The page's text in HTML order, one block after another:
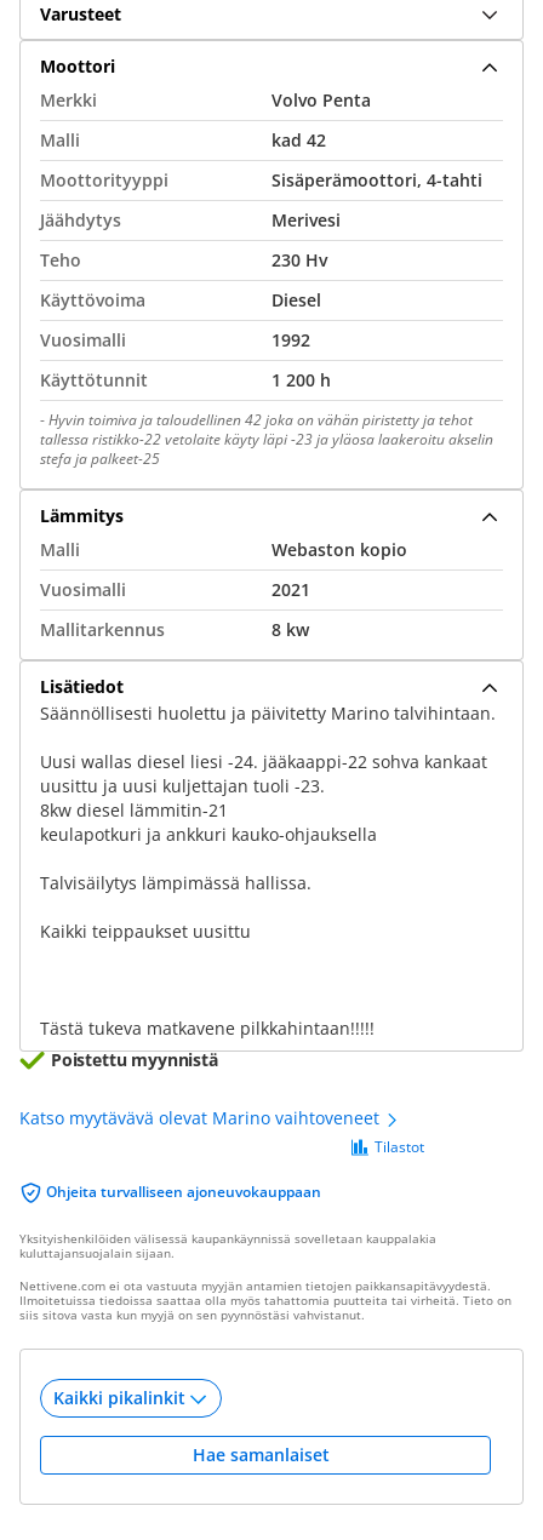
Varusteet
Moottori
Merkki
Volvo Penta
Malli
kad 42
Moottorityyppi
Sisäperämoottori, 4-tahti
Jäähdytys
Merivesi
Teho
230 Hv
Käyttövoima
Diesel
Vuosimalli
1992
Käyttötunnit
1 200 h
-Hyvin toimiva ja taloudellinen 42 joka on vähän piristetty ja tehot
tallessa ristikko-22 vetolaite käyty läpi -23 ja yläosa laakeroitu akselin
stefa ja palkeet-25
Lämmitys
Malli
Webaston kopio
Vuosimalli
2021
Mallitarkennus
8 kw
Lisätiedot
Säännöllisesti huolettu ja päivitetty Marino talvihintaan.
Uusi wallas diesel liesi -24. jääkaappi-22 sohva kankaat
uusittu ja uusi kuljettajan tuoli -23.
8kw diesel lämmitin-21
keulapotkuri ja ankkuri kauko-ohjauksella
Talvisäilytys lämpimässä hallissa.
Kaikki teippaukset uusittu
Tästä tukeva matkavene pilkkahintaan!!!!!
Poistettu myynnistä
Katso myytävävä olevat Marino vaihtoveneet
Ohjeita turvalliseen ajoneuvokauppaan
Tilastot
Yksityishenkilöiden välisessä kaupankäynnissä sovelletaan kauppalakia
kuluttajansuojalain sijaan.
Nettivene.com ei ota vastuuta myyjän antamien tietojen paikkansapitävyydestä.
Ilmoitetuissa tiedoissa saattaa olla myös tahattomia puutteita tai virheitä. Tieto on
siis sitova vasta kun myyjä on sen pyynnöstäsi vahvistanut.
Hae samanlaiset